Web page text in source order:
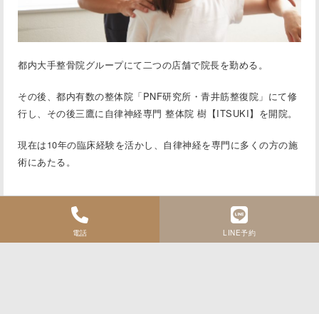
都内大手整骨院グループにて二つの店舗で院⻑を勤める。
その後、都内有数の整体院「PNF研究所・⻘井筋整復院」にて修
行し、その後三鷹に自律神経専門 整体院 樹【ITSUKI】 を開院。
現在は10年の臨床経験を活かし、自律神経を専門に多くの方の施
術にあたる。
電話 LINE予約